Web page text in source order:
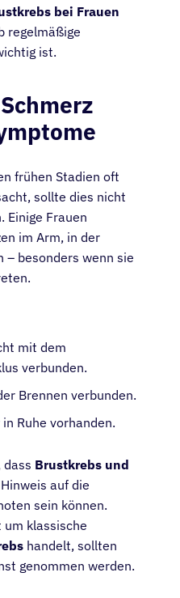
bei Frauen
regelmäßige
ist.
frühen Stadien oft
sollte dies nicht
Einige Frauen
im Arm, in der
– besonders wenn sie
mit dem
verbunden.
Brennen verbunden.
Ruhe vorhanden.
dass Brustkrebs und
auf die
sein können.
um klassische
handelt, sollten
genommen werden.